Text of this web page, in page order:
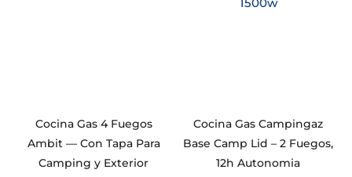
Cocina Gas 4 Fuegos
Ambit — Con Tapa Para
Camping y Exterior
Cocina Gas Campingaz
Base Camp Lid – 2 Fuegos,
12h Autonomia